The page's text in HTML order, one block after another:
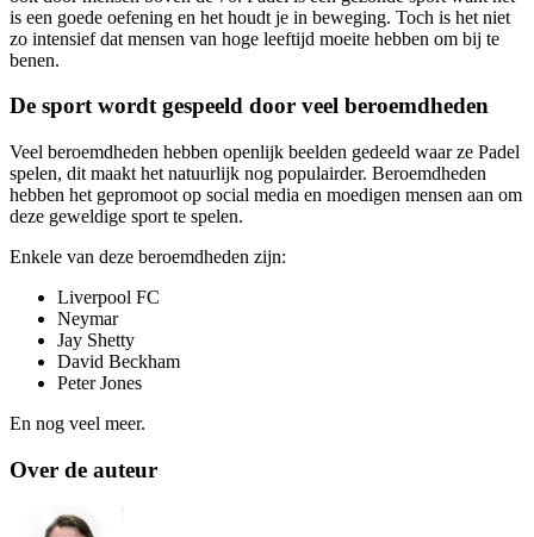
is een goede oefening en het houdt je in beweging. Toch is het niet
zo intensief dat mensen van hoge leeftijd moeite hebben om bij te
benen.
De sport wordt gespeeld door veel beroemdheden
Veel beroemdheden hebben openlijk beelden gedeeld waar ze Padel
spelen, dit maakt het natuurlijk nog populairder. Beroemdheden
hebben het gepromoot op social media en moedigen mensen aan om
deze geweldige sport te spelen.
Enkele van deze beroemdheden zijn:
Liverpool FC
Neymar
Jay Shetty
David Beckham
Peter Jones
En nog veel meer.
Over de auteur